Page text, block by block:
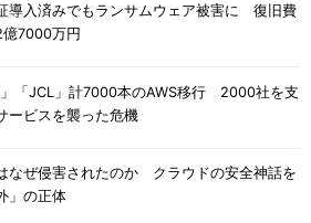
導入済みでもランサムウェア被害に 復旧費
7000万円
」「JCL」計7000本のAWS移行 2000社を支
ービスを襲った危機
なぜ侵害されたのか クラウドの安全神話を
」の正体